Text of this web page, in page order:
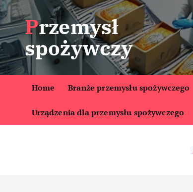
S
k
i
p
t
o
t
Przemysł
spożywczy
Home Branże przemysłu spożywczego
Urządzenia dla przemysłu spożywczego